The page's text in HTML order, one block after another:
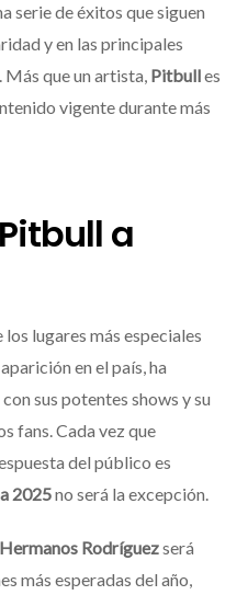
serie de éxitos que siguen
y en las principales
Más que un artista, Pitbulles
vigente durante más
a
lugares más especiales
en el país, ha
sus potentes shows y su
fans. Cada vez que
del público es
2025no será la excepción.
Rodríguezserá
más esperadas del año,